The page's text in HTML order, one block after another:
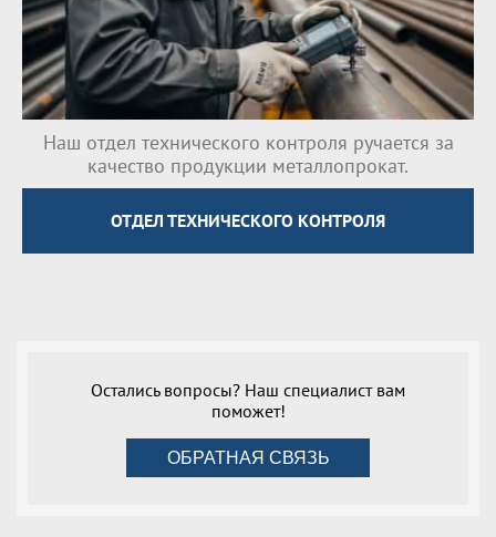
Наш отдел технического контроля ручается за
качество продукции металлопрокат.
ОТДЕЛ ТЕХНИЧЕСКОГО КОНТРОЛЯ
Остались вопросы? Наш специалист вам
поможет!
ОБРАТНАЯ СВЯЗЬ